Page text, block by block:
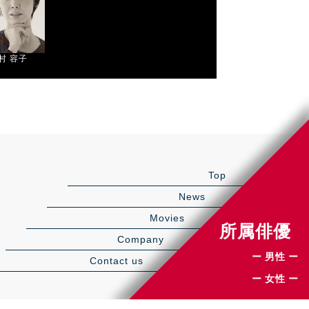
容⼦
Top
News
Movies
Company
Contact us
所属俳優
ー 男性 ー
ー 女性 ー